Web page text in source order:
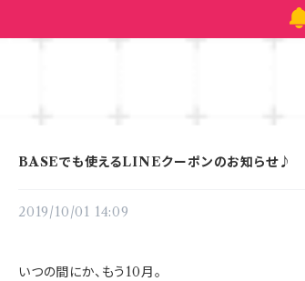
BASEでも使えるLINEクーポンのお知らせ♪
2019/10/01 14:09
いつの間にか、もう10月。